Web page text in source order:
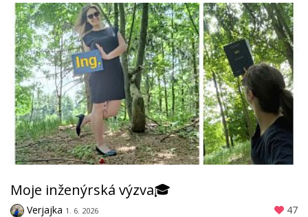
Moje inženýrská výzva🎓
Verjajka 1. 6. 2026
47